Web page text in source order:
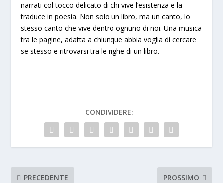
narrati col tocco delicato di chi vive l’esistenza e la
traduce in poesia. Non solo un libro, ma un canto, lo
stesso canto che vive dentro ognuno di noi. Una musica
tra le pagine, adatta a chiunque abbia voglia di cercare
se stesso e ritrovarsi tra le righe di un libro.
CONDIVIDERE:
PRECEDENTE PROSSIMO